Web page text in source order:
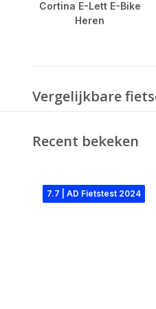
Cortina E-Lett E-Bike
Heren
Vergelijkbare
Recent bekeken
7.7 | AD Fietstest 2024